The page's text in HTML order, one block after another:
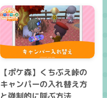
【ポケ森】くちぶえ峠の
キャンパーの入れ替え方